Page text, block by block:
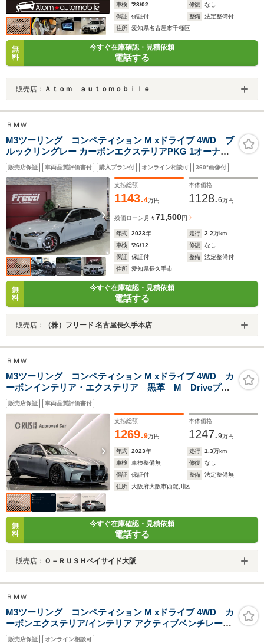
車検 '28/02 修復
なし
保証
保証付 整備
法定整備付
住所
愛知県名古屋市千種区
無
料
今すぐ在庫確認・見積依頼
電話する
販売店： Ａｔｏｍ ａｕｔｏｍｏｂｉｌｅ
ＢＭＷ
M3ツーリング コンペティション M xドライブ 4WD ブ
ルックリングレー カーボンエクステリアPKG 1オーナー
カーボンファイバーインテリア 19/20インチM鍛造ホイー
ル シートベンチレーション パーキングアシスト+
harman/kardon 地デジTVチューナー BMWレーザーライ
ト
販売店保証 車両品質評価書付 購入プラン付 オンライン相談可 360°画像付
支払総額
1143.4万円
本体価格
1128.6万円
残価ローン 月々71,500円
年式 2023年 走行 2.2万km
車検
'26/12 修復
なし
保証
保証付 整備
法定整備付
住所
愛知県長久手市
無
料
今すぐ在庫確認・見積依頼
電話する
販売店： （株）フリード 名古屋長久手本店
ＢＭＷ
M3ツーリング コンペティション M xドライブ 4WD カ
ーボンインテリア・エクステリア 黒革 M Driveプロ
フェッショナル アクティブベンチレーション・シー
ト パーキングアシストプラス harman/kardon サラ
ウンド オートマチックテールゲートオペレーション
販売店保証 車両品質評価書付
支払総額
1269.9万円
本体価格
1247.9万円
年式 2023年 走行 1.3万km
車検
車検整備無 修復
なし
保証
保証付 整備
法定整備無
住所
大阪府大阪市西淀川区
無
料
今すぐ在庫確認・見積依頼
電話する
販売店： Ｏ－ＲＵＳＨベイサイド大阪
ＢＭＷ
M3ツーリング コンペティション M xドライブ 4WD カ
ーボンエクステリア/インテリア アクティブベンチレーシ
ョンシート SOOQOOカーボンエアロ
販売店保証 オンライン相談可